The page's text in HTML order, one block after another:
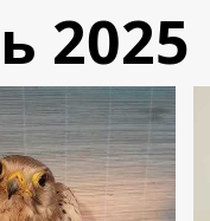
2025